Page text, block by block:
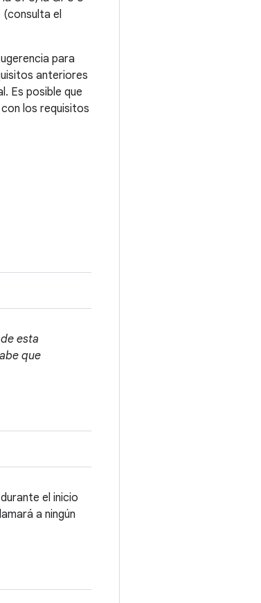
(consulta el
para
anteriores
Es posible que
los requisitos
esta
que
el inicio
a ningún